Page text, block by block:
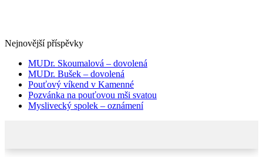
Nejnovější příspěvky
MUDr. Skoumalová – dovolená
MUDr. Bušek – dovolená
Pouťový víkend v Kamenné
Pozvánka na pouťovou mši svatou
Myslivecký spolek – oznámení